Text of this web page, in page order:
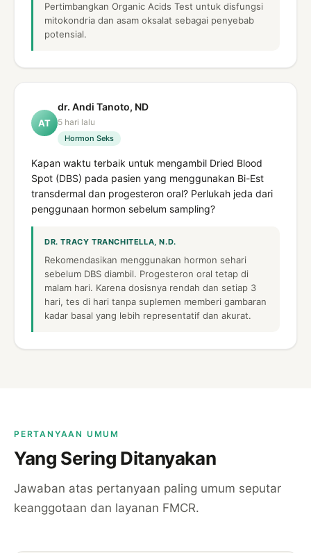
Pertimbangkan Organic Acids Test untuk disfungsi
mitokondria dan asam oksalat sebagai penyebab
potensial.
AT
dr. Andi Tanoto, ND
5 hari lalu
Hormon Seks
Kapan waktu terbaik untuk mengambil Dried Blood
Spot (DBS) pada pasien yang menggunakan Bi-Est
transdermal dan progesteron oral? Perlukah jeda dari
penggunaan hormon sebelum sampling?
DR. TRACY TRANCHITELLA, N.D.
Rekomendasikan menggunakan hormon sehari
sebelum DBS diambil. Progesteron oral tetap di
malam hari. Karena dosisnya rendah dan setiap 3
hari, tes di hari tanpa suplemen memberi gambaran
kadar basal yang lebih representatif dan akurat.
PERTANYAAN UMUM
Yang Sering Ditanyakan
Jawaban atas pertanyaan paling umum seputar
keanggotaan dan layanan FMCR.